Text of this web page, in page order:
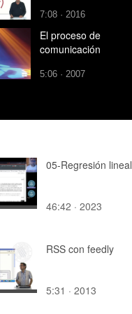
7:08 · 2016
El proceso de
comunicación
5:06 · 2007
05-Regresión lineal
46:42 · 2023
RSS con feedly
5:31 · 2013